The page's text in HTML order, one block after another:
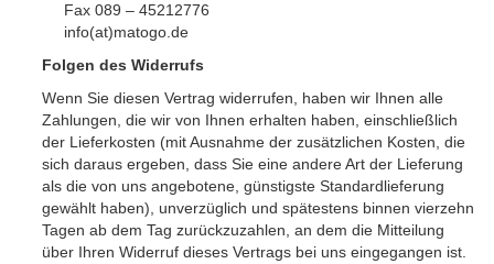
Fax 089 – 45212776
info(at)matogo.de
Folgen des Widerrufs
Wenn Sie diesen Vertrag widerrufen, haben wir Ihnen alle
Zahlungen, die wir von Ihnen erhalten haben, einschließlich
der Lieferkosten (mit Ausnahme der zusätzlichen Kosten, die
sich daraus ergeben, dass Sie eine andere Art der Lieferung
als die von uns angebotene, günstigste Standardlieferung
gewählt haben), unverzüglich und spätestens binnen vierzehn
Tagen ab dem Tag zurückzuzahlen, an dem die Mitteilung
über Ihren Widerruf dieses Vertrags bei uns eingegangen ist.